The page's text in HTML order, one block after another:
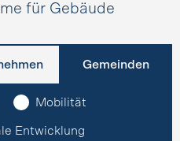
für Gebäude
Gemeinden
Mobilität
Entwicklung